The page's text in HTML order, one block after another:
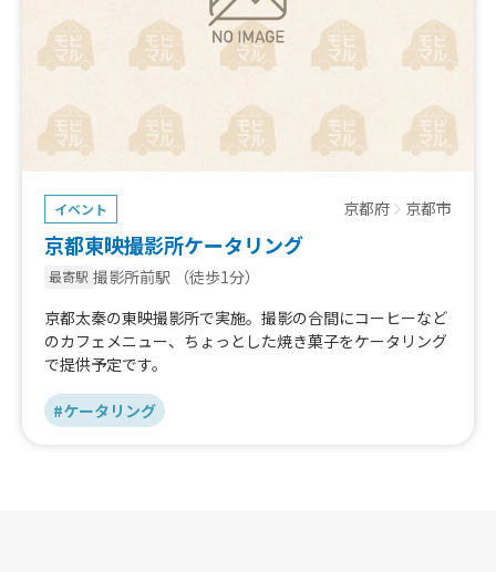
イベント 京都府 京都市
京都東映撮影所ケータリング
最寄駅 撮影所前駅
（徒歩1分）
京都太秦の東映撮影所で実施。撮影の合間にコーヒーなど
のカフェメニュー、ちょっとした焼き菓子をケータリング
で提供予定です。
#ケータリング